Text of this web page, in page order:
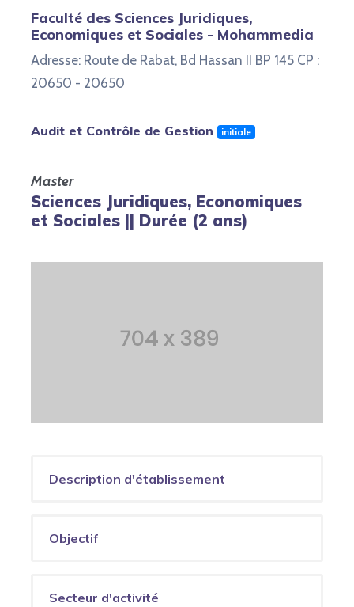
Faculté des Sciences Juridiques,
Economiques et Sociales - Mohammedia
Adresse: Route de Rabat, Bd Hassan II BP 145 CP :
20650 - 20650
Audit et Contrôle de Gestion initiale
Master
Sciences Juridiques, Economiques
et Sociales || Durée (2 ans)
Description d'établissement
Objectif
Secteur d'activité